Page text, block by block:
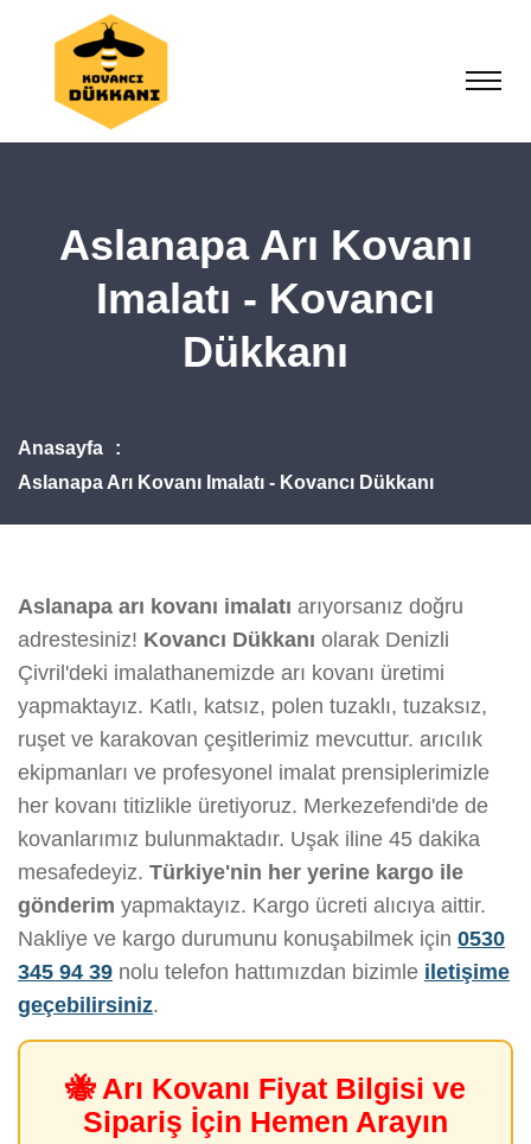
Aslanapa Arı Kovanı
Imalatı - Kovancı
Dükkanı
Anasayfa
Aslanapa Arı Kovanı Imalatı - Kovancı Dükkanı
Aslanapa arı kovanı imalatı arıyorsanız doğru
adrestesiniz! Kovancı Dükkanı olarak Denizli
Çivril'deki imalathanemizde arı kovanı üretimi
yapmaktayız. Katlı, katsız, polen tuzaklı, tuzaksız,
ruşet ve karakovan çeşitlerimiz mevcuttur. arıcılık
ekipmanları ve profesyonel imalat prensiplerimizle
her kovanı titizlikle üretiyoruz. Merkezefendi'de de
kovanlarımız bulunmaktadır. Uşak iline 45 dakika
mesafedeyiz. Türkiye'nin her yerine kargo ile
gönderim yapmaktayız. Kargo ücreti alıcıya aittir.
Nakliye ve kargo durumunu konuşabilmek için 0530
345 94 39 nolu telefon hattımızdan bizimle iletişime
geçebilirsiniz.
🐝 Arı Kovanı Fiyat Bilgisi ve
Sipariş İçin Hemen Arayın